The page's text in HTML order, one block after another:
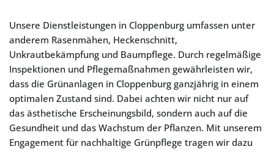
Unsere Dienstleistungen in Cloppenburg umfassen unter
anderem Rasenmähen, Heckenschnitt,
Unkrautbekämpfung und Baumpflege. Durch regelmäßige
Inspektionen und Pflegemaßnahmen gewährleisten wir,
dass die Grünanlagen in Cloppenburg ganzjährig in einem
optimalen Zustand sind. Dabei achten wir nicht nur auf
das ästhetische Erscheinungsbild, sondern auch auf die
Gesundheit und das Wachstum der Pflanzen. Mit unserem
Engagement für nachhaltige Grünpflege tragen wir dazu